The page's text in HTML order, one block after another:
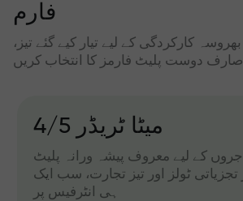
فارم
کارکردگی کے لیے تیار کیے گئے تیز،
صارف دوست پلیٹ فارمز کا انتخاب کریں
میٹا ٹریڈر 4/5
کے لیے معروف پیشہ ورانہ پلیٹ
تجزیاتی ٹولز اور تیز تجارت، سب ایک
ہی انٹرفیس پر